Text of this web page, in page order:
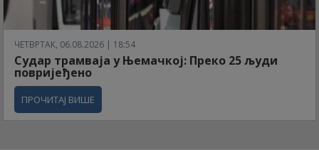
ЧЕТВРТАК, 06.08.2026 | 18:54
Судар трамваја у Њемачкој: Преко 25 људи
повријеђено
ПРОЧИТАЈ ВИШЕ